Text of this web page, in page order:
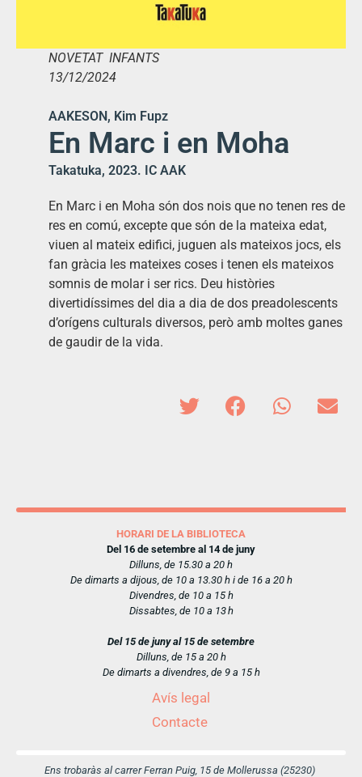
NOVETAT INFANTS
13/12/2024
AAKESON, Kim Fupz
En Marc i en Moha
Takatuka, 2023. IC AAK
En Marc i en Moha són dos nois que no tenen res de
res en comú, excepte que són de la mateixa edat,
viuen al mateix edifici, juguen als mateixos jocs, els
fan gràcia les mateixes coses i tenen els mateixos
somnis de molar i ser rics. Deu històries
divertidíssimes del dia a dia de dos preadolescents
d’orígens culturals diversos, però amb moltes ganes
de gaudir de la vida.
HORARI DE LA BIBLIOTECA
Del 16 de setembre al 14 de juny
Dilluns, de 15.30 a 20 h
De dimarts a dijous, de 10 a 13.30 h i de 16 a 20 h
Divendres, de 10 a 15 h
Dissabtes, de 10 a 13 h
Del 15 de juny al 15 de setembre
Dilluns, de 15 a 20 h
De dimarts a divendres, de 9 a 15 h
Avís legal
Contacte
Ens trobaràs al carrer Ferran Puig, 15 de Mollerussa (25230)